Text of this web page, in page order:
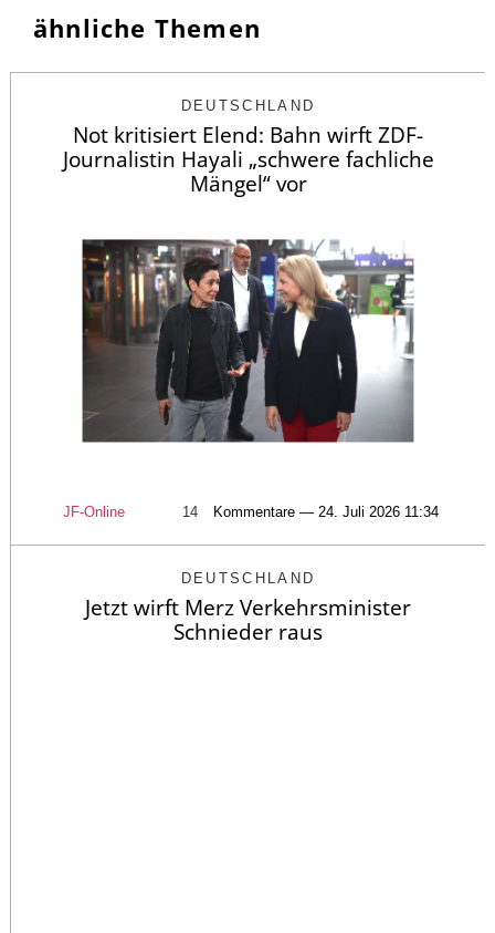
ähnliche Themen
DEUTSCHLAND
Not kritisiert Elend: Bahn wirft ZDF-
Journalistin Hayali „schwere fachliche
Mängel“ vor
JF-Online 14 Kommentare — 24. Juli 2026 11:34
DEUTSCHLAND
Jetzt wirft Merz Verkehrsminister
Schnieder raus